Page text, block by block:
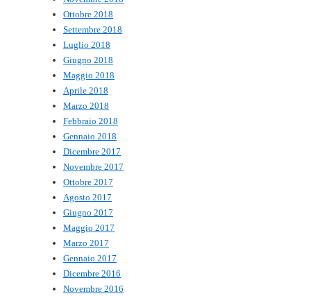
Ottobre 2018
Settembre 2018
Luglio 2018
Giugno 2018
Maggio 2018
Aprile 2018
Marzo 2018
Febbraio 2018
Gennaio 2018
Dicembre 2017
Novembre 2017
Ottobre 2017
Agosto 2017
Giugno 2017
Maggio 2017
Marzo 2017
Gennaio 2017
Dicembre 2016
Novembre 2016